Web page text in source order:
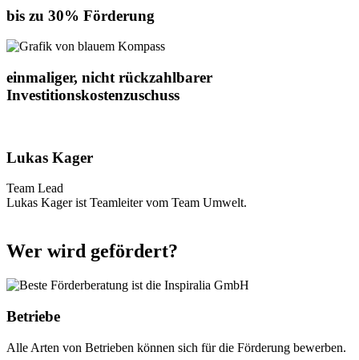
bis zu 30% Förderung
einmaliger, nicht rückzahlbarer
Investitionskostenzuschuss
Lukas Kager
Team Lead
Lukas Kager ist Teamleiter vom Team Umwelt.
Wer wird gefördert?
Betriebe
Alle Arten von Betrieben können sich für die Förderung bewerben.